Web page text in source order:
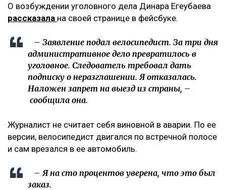
О возбуждении уголовного дела Динара Егеубаева
рассказала на своей странице в фейсбуке.
– Заявление подал велосипедист. За три дня
административное дело превратилось в
уголовное. Следователь требовал дать
подписку о неразглашении. Я отказалась.
Наложен запрет на выезд из страны, –
сообщила она.
Журналист не считает себя виновной в аварии. По ее
версии, велосипедист двигался по встречной полосе
и сам врезался в ее автомобиль.
– Я на сто процентов уверена, что это был
заказ.